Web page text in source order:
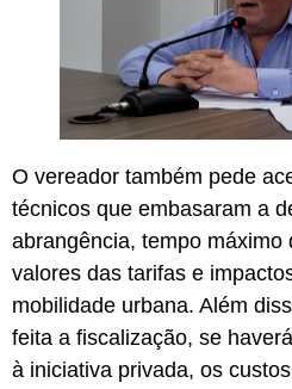
O vereador também pede
técnicos que embasaram a
abrangência, tempo máximo
valores das tarifas e
mobilidade urbana. Além
feita a fiscalização, se
à iniciativa privada, os